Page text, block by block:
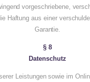
vorgeschriebene,
Haftung aus einer
Garantie.
§ 8
Datenschutz
Leistungen sowie im